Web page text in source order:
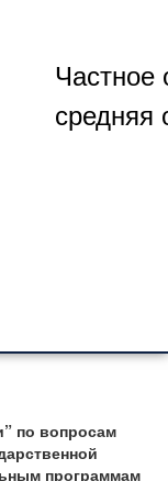
Частное
средняя
по вопросам
программам